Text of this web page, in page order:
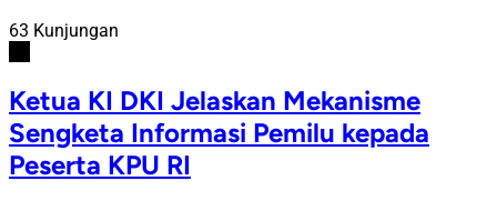
63 Kunjungan
Ketua KI DKI Jelaskan Mekanisme
Sengketa Informasi Pemilu kepada
Peserta KPU RI